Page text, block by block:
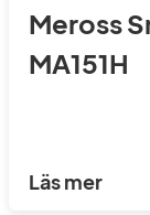
Meross
MA151H
Läs mer